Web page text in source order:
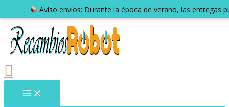
Aviso envíos: Durante la época de verano, las entregas